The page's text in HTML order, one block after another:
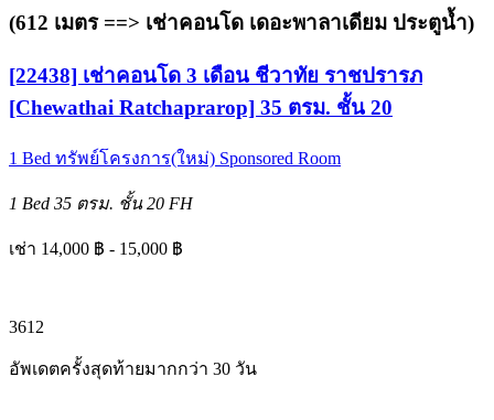
(612 เมตร ==> เช่าคอนโด เดอะพาลาเดียม ประตูน้ำ)
[22438] เช่าคอนโด 3 เดือน ชีวาทัย ราชปรารภ
[Chewathai Ratchaprarop] 35 ตรม. ชั้น 20
1 Bed ทรัพย์โครงการ(ใหม่) Sponsored Room
1 Bed 35 ตรม. ชั้น 20 FH
เช่า 14,000 ฿ - 15,000 ฿
3612
อัพเดตครั้งสุดท้ายมากกว่า 30 วัน